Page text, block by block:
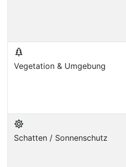
Vegetation & Umgebung
Schatten / Sonnenschutz